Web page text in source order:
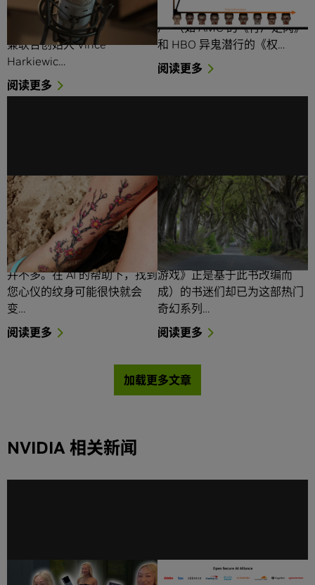
AI 确实能为农业带来广阔的前
景。Grownetics 首席执行官
兼联合创始人 Vince
Harkiewic…
阅读更多
目前，鲜有流行文化能够像“僵
尸”（如 AMC 的《行尸走肉》
和 HBO 异鬼潜行的《权…
阅读更多
寻获精美的纹身图案：AI
如何帮助您找到心仪的纹
身
在生活中，比挑选纹身图案更
为个性化或更具持久性的选择
并不多。在 AI 的帮助下，找到
您心仪的纹身可能很快就会
变…
阅读更多
AI 即将成真：利用深度学
习技术续写《权利的游
戏》的下一篇章
但是，那些《冰与火之歌》
（HBO 的长篇巨制《权利的
游戏》正是基于此书改编而
成）的书迷们却已为这部热门
奇幻系列…
阅读更多
加载更多文章
NVIDIA 相关新闻
极致算力，小巧且“稳” —— 用
NVIDIA Jetson 随时随地构建
行业领导者携手成立“开放安
全 AI 联盟”，推动 AI 安全和